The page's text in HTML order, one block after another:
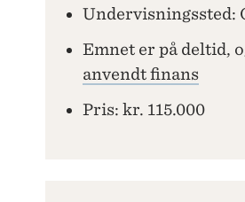
Undervisningssted:
Emnet er på deltid,
anvendt finans
Pris: kr. 115.000